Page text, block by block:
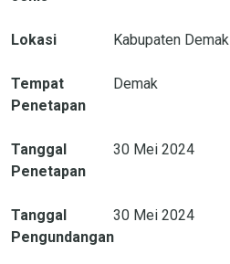
Lokasi Kabupaten Demak
Tempat
Penetapan
Demak
Tanggal
Penetapan
30 Mei 2024
Tanggal
Pengundangan
30 Mei 2024